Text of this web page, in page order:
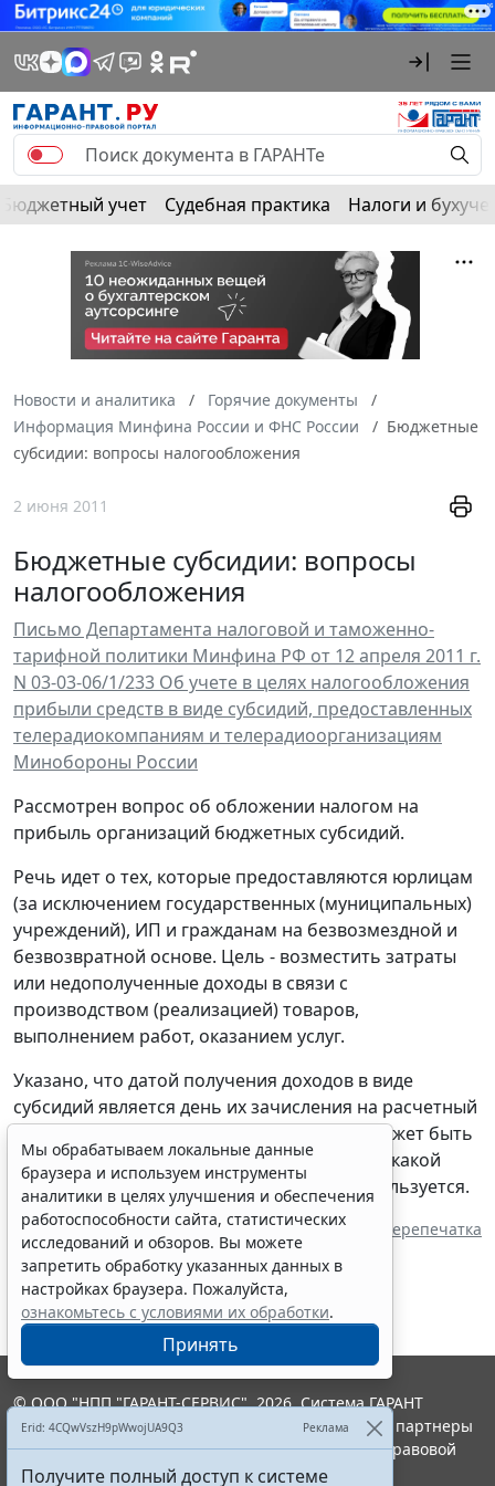
Бюджетный учет Судебная практика Налоги и
Новости и аналитика
Горячие документы
Информация Минфина России и ФНС России
Бюджетные
субсидии: вопросы налогообложения
2 июня 2011
Бюджетные субсидии: вопросы
налогообложения
Письмо Департамента налоговой и таможенно-
тарифной политики Минфина РФ от 12 апреля 2011 г.
N 03-03-06/1/233 Об учете в целях налогообложения
прибыли средств в виде субсидий, предоставленных
телерадиокомпаниям и телерадиоорганизациям
Минобороны России
Рассмотрен вопрос об обложении налогом на
прибыль организаций бюджетных субсидий.
Речь идет о тех, которые предоставляются юрлицам
(за исключением государственных (муниципальных)
учреждений), ИП и гражданам на безвозмездной и
безвозвратной основе. Цель - возместить затраты
или недополученные доходы в связи с
производством (реализацией) товаров,
выполнением работ, оказанием услуг.
Указано, что датой получения доходов в виде
субсидий является день их зачисления на расчетный
счет (в кассу) налогоплательщика. Иное может быть
предусмотрено НК РФ. При этом не важно, какой
метод признания доходов и расходов используется.
Источник:ИА "ГАРАНТ" Перепечатка
Мы обрабатываем локальные данные
браузера и используем инструменты
аналитики в целях улучшения и обеспечения
работоспособности сайта, статистических
исследований и обзоров. Вы можете
запретить обработку указанных данных в
настройках браузера. Пожалуйста,
ознакомьтесь с условиями их обработки.
Принять
Erid: 4CQwVszH9pWwojUA9Q3 Реклама
Получите полный доступ к системе
© ООО "НПП "ГАРАНТ-СЕРВИС", 2026. Система ГАРАНТ
выпускается с 1990 года. Компания "Гарант" и ее партнеры
являются участниками Российской ассоциации правовой
информации ГАРАНТ.